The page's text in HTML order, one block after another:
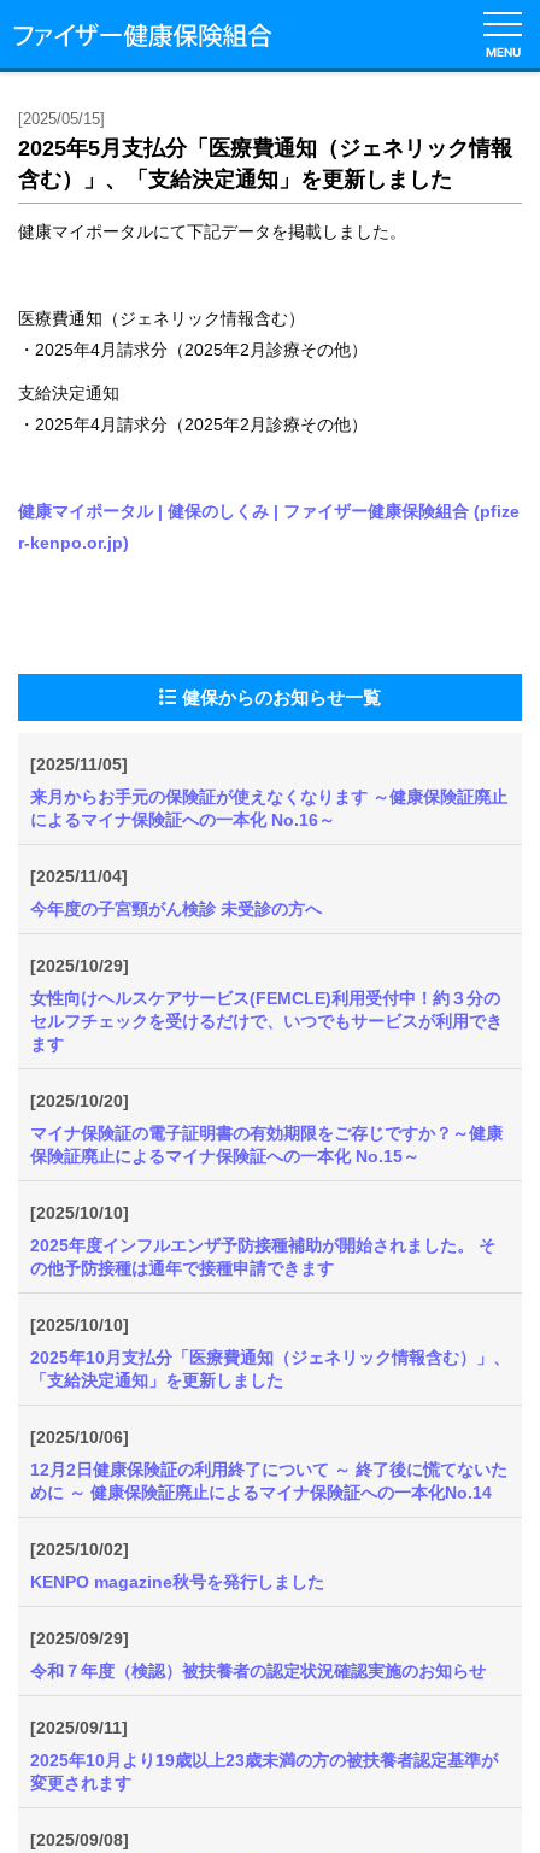
MENU
健
保
の
保
の
健
各
手
き
申
書
一
覧
よ
く
あ
る
質
問
組
合
案
内
[2025/05/15]
2025年5月支払分「医療費通知（ジェネリック情報
含む）」、「支給決定通知」を更新しました
健康マイポータルにて下記データを掲載しました。
医療費通知（ジェネリック情報含む）
・2025年4月請求分（2025年2月診療その他）
支給決定通知
・2025年4月請求分（2025年2月診療その他）
健康マイポータル | 健保のしくみ | ファイザー健康保険組合 (pfize
r-kenpo.or.jp)
健保からのお知らせ一覧
[2025/11/05]
来月からお手元の保険証が使えなくなります ～健康保険証廃止
によるマイナ保険証への一本化 No.16～
[2025/11/04]
今年度の子宮頸がん検診 未受診の方へ
[2025/10/29]
女性向けヘルスケアサービス(FEMCLE)利用受付中！約３分の
セルフチェックを受けるだけで、いつでもサービスが利用でき
ます
[2025/10/20]
マイナ保険証の電子証明書の有効期限をご存じですか？～健康
保険証廃止によるマイナ保険証への一本化 No.15～
[2025/10/10]
2025年度インフルエンザ予防接種補助が開始されました。 そ
の他予防接種は通年で接種申請できます
[2025/10/10]
2025年10月支払分「医療費通知（ジェネリック情報含む）」、
「支給決定通知」を更新しました
[2025/10/06]
12月2日健康保険証の利用終了について ～ 終了後に慌てないた
めに ～ 健康保険証廃止によるマイナ保険証への一本化No.14
[2025/10/02]
KENPO magazine秋号を発行しました
[2025/09/29]
令和７年度（検認）被扶養者の認定状況確認実施のお知らせ
[2025/09/11]
2025年10月より19歳以上23歳未満の方の被扶養者認定基準が
変更されます
[2025/09/08]